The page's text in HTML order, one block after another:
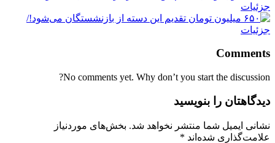
جزئیات
Comments
No comments yet. Why don’t you start the discussion?
دیدگاهتان را بنویسید
نشانی ایمیل شما منتشر نخواهد شد. بخش‌های موردنیاز
علامت‌گذاری شده‌اند *